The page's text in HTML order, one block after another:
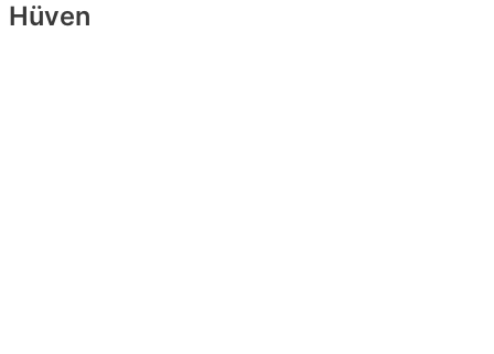
Hüven